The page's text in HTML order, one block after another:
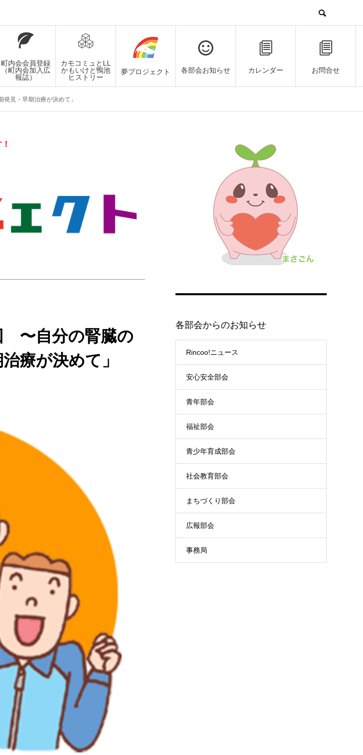
町内会会員登録
（町内会加入広
報誌）
カモコミュとLL
かもいけと鴨池
ヒストリー
夢プロジェクト 各部会お知らせ カレンダー お問合せ
見・早期治療が決めて」
〜自分の腎臓の
療が決めて」
各部会からのお知らせ
Rincoo!ニュース
安心安全部会
青年部会
福祉部会
青少年育成部会
社会教育部会
まちづくり部会
広報部会
事務局